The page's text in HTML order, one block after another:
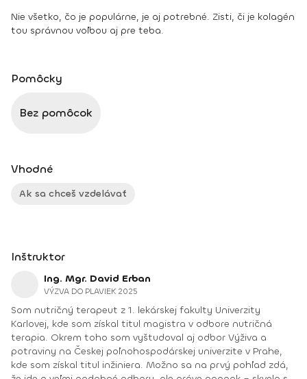
Nie všetko, čo je populárne, je aj potrebné. Zisti, či je kolagén
tou správnou voľbou aj pre teba.
Pomôcky
Bez pomôcok
Vhodné
Ak sa chceš vzdelávať
Inštruktor
Ing. Mgr. David Erban
VÝZVA DO PLAVIEK 2025
Som nutričný terapeut z 1. lekárskej fakulty Univerzity
Karlovej, kde som získal titul magistra v odbore nutričná
terapia. Okrem toho som vyštudoval aj odbor Výživa a
potraviny na Českej poľnohospodárskej univerzite v Prahe,
kde som získal titul inžiniera. Možno sa na prvý pohľad zdá,